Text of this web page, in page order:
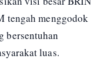
tengah menggodok
bersentuhan
luas.